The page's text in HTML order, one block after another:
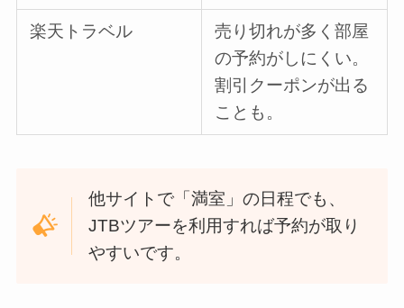
楽天トラベル
売り切れが多く部屋
の予約がしにくい。
割引クーポンが出る
ことも。
他サイトで「満室」の日程でも、
JTBツアーを利用すれば予約が取り
やすいです。